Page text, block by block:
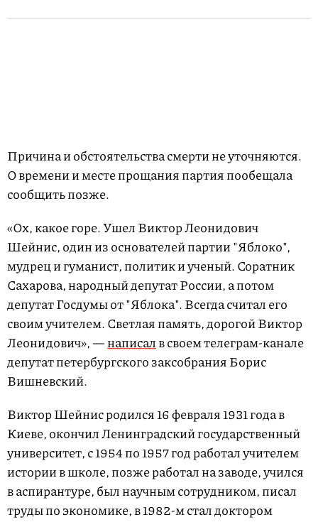
Причина и обстоятельства смерти не уточняются.
О времени и месте прощания партия пообещала
сообщить позже.
«Ох, какое горе. Ушел Виктор Леонидович
Шейнис, один из основателей партии "Яблоко",
мудрец и гуманист, политик и ученый. Соратник
Сахарова, народный депутат России, а потом
депутат Госдумы от "Яблока". Всегда считал его
своим учителем. Светлая память, дорогой Виктор
Леонидович», —написалв своем телеграм-канале
депутат петербургского заксобрания Борис
Вишневский.
Виктор Шейнис родился 16 февраля 1931 года в
Киеве, окончил Ленинградский государственный
университет, с 1954 по 1957 год работал учителем
истории в школе, позже работал на заводе, учился
в аспирантуре, был научным сотрудником, писал
труды по экономике, в 1982-м стал доктором